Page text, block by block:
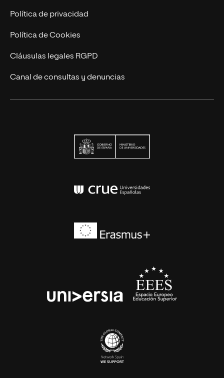
Contacto
Política de privacidad
Política de Cookies
Cláusulas legales RGPD
Canal de consultas y denuncias
Conferencia de
universia